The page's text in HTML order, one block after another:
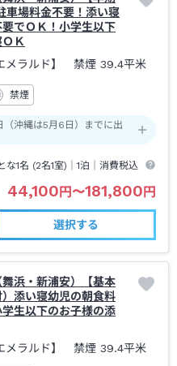
車場料金不要！添い寝
でＯＫ！小学生以下
Ｋ
メラルド】 禁煙 39.4平米
禁煙
沖縄は5月6日）までに出
な1名 (2名1室)｜1泊 ｜消費税込
44,100円〜181,800円
選択する
浜・新浦安）【基本
添い寝幼児の朝食料
生以下のお子様の添
メラルド】 禁煙 39.4平米